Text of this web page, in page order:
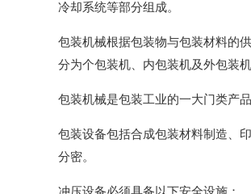
冷却系统等部分组成。
包装机械根据包装物与包装材料的
分为个包装机、内包装机及外包装
包装机械是包装工业的一大门类产
包装设备包括合成包装材料制造、
分密。